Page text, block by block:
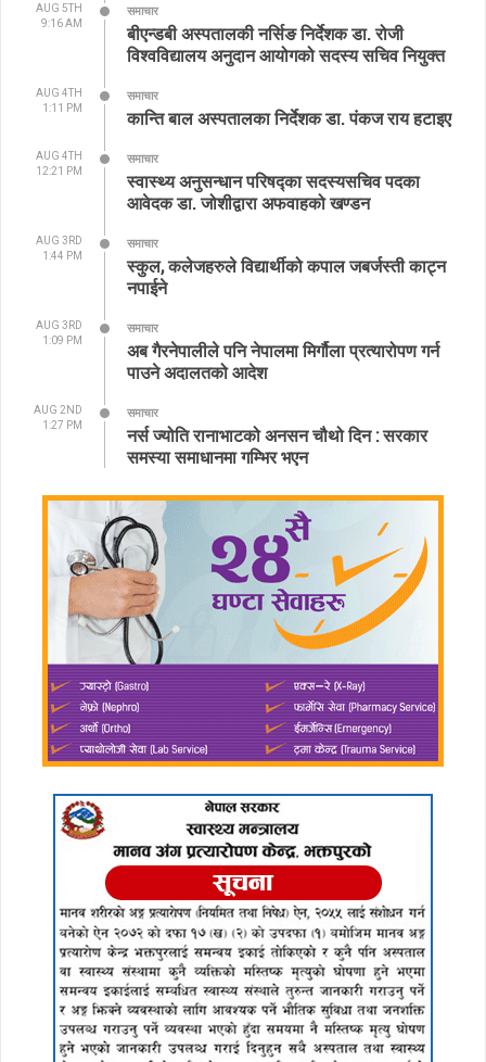
AUG 5TH
9:16 AM
समाचार
बीएन्डबी अस्पतालकी नर्सिङ निर्देशक डा. रोजी
विश्वविद्यालय अनुदान आयोगको सदस्य सचिव नियुक्त
AUG 4TH
1:11 PM
समाचार
कान्ति बाल अस्पतालका निर्देशक डा. पंकज राय हटाइए
AUG 4TH
12:21 PM
समाचार
स्वास्थ्य अनुसन्धान परिषद्का सदस्यसचिव पदका
आवेदक डा. जोशीद्वारा अफवाहको खण्डन
AUG 3RD
1:44 PM
समाचार
स्कुल, कलेजहरुले विद्यार्थीको कपाल जबर्जस्ती काट्न
नपाईने
AUG 3RD
1:09 PM
समाचार
अब गैरनेपालीले पनि नेपालमा मिर्गौला प्रत्यारोपण गर्न
पाउने अदालतको आदेश
AUG 2ND
1:27 PM
समाचार
नर्स ज्योति रानाभाटको अनसन चौथो दिन : सरकार
समस्या समाधानमा गम्भिर भएन